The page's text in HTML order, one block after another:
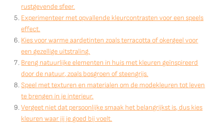
rustgevende sfeer.
Experimenteer met opvallende kleurcontrasten voor een speels
effect.
Kies voor warme aardetinten zoals terracotta of okergeel voor
een gezellige uitstraling.
Breng natuurlijke elementen in huis met kleuren geïnspireerd
door de natuur, zoals bosgroen of steengrijs.
Speel met texturen en materialen om de modekleuren tot leven
te brengen in je interieur.
Vergeet niet dat persoonlijke smaak het belangrijkst is, dus kies
kleuren waar jij je goed bij voelt.